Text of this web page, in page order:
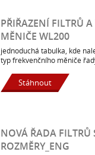
PŘIŘAZENÍ FILTRŮ
MĚNIČE WL200
jednoduchá tabulka, kde
typ frekvenčního měniče
Stáhnout
NOVÁ ŘADA FILTRŮ
ROZMĚRY_ENG